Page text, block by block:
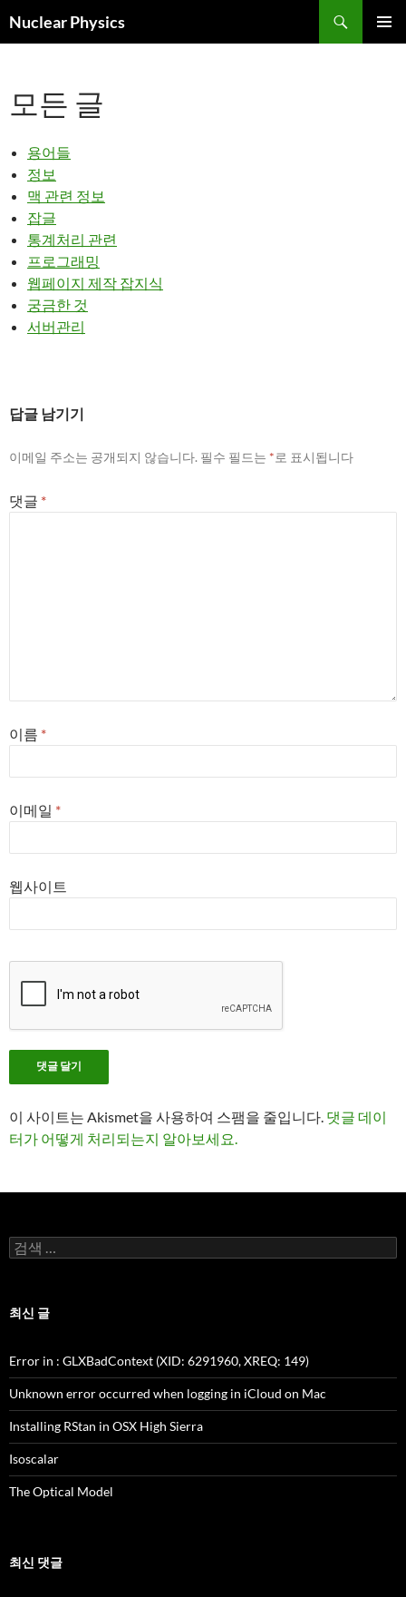
Nuclear Physics
색
로
건
뛰
기
모든 글
용어들
정보
맥 관련 정보
잡글
통계처리 관련
프로그래밍
웹페이지 제작 잡지식
궁금한 것
서버관리
답글 남기기
이메일 주소는 공개되지 않습니다. 필수 필드는 *로 표시됩니다
댓글 *
이름 *
이메일 *
웹사이트
이 사이트는 Akismet을 사용하여 스팸을 줄입니다. 댓글 데이
터가 어떻게 처리되는지 알아보세요.
검
색:
최신 글
Error in : GLXBadContext (XID: 6291960, XREQ: 149)
Unknown error occurred when logging in iCloud on Mac
Installing RStan in OSX High Sierra
Isoscalar
The Optical Model
최신 댓글